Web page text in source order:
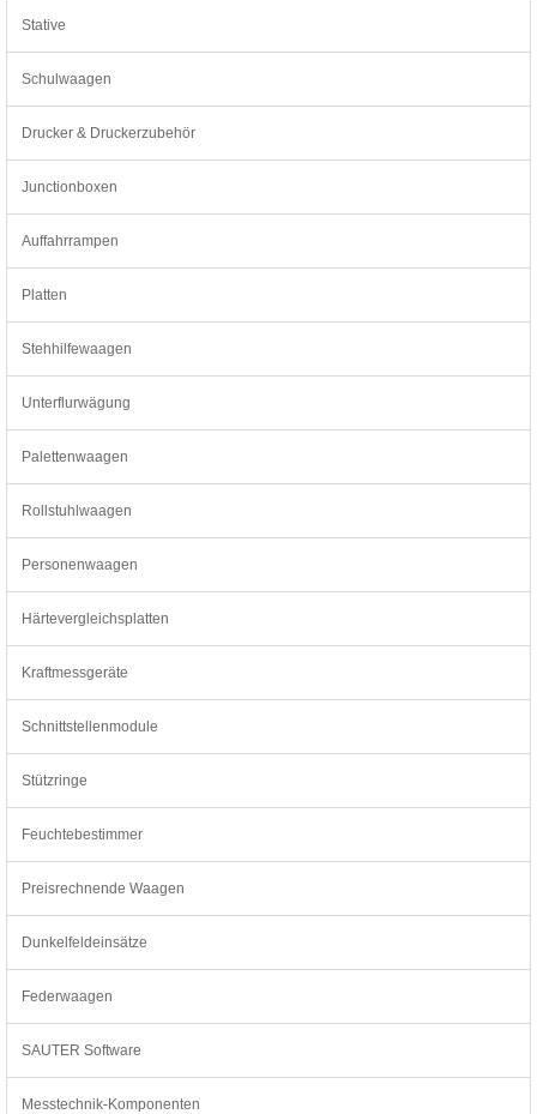
Stative
Schulwaagen
Drucker & Druckerzubehör
Junctionboxen
Auffahrrampen
Platten
Stehhilfewaagen
Unterflurwägung
Palettenwaagen
Rollstuhlwaagen
Personenwaagen
Härtevergleichsplatten
Kraftmessgeräte
Schnittstellenmodule
Stützringe
Feuchtebestimmer
Preisrechnende Waagen
Dunkelfeldeinsätze
Federwaagen
SAUTER Software
Messtechnik-Komponenten